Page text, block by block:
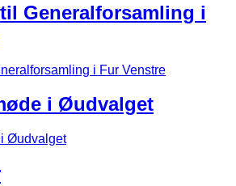
Generalforsamling i
i Øudvalget